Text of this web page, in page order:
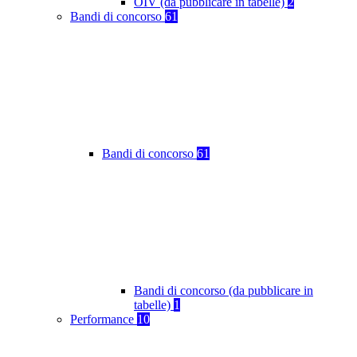
Bandi di concorso 61
Bandi di concorso 61
Bandi di concorso (da pubblicare in
tabelle) 1
Performance 10